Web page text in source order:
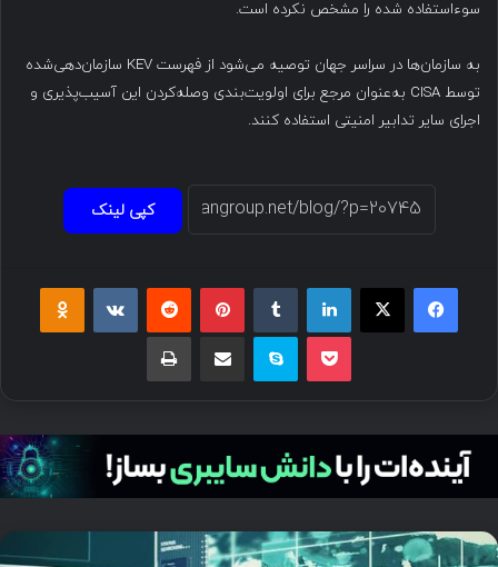
سوء‌استفاده شده را مشخص نکرده است.
به سازمان‌ها در سراسر جهان توصیه می‌شود از فهرست KEV سازمان‌دهی‌شده
توسط CISA به‌عنوان مرجع برای اولویت‌بندی وصله‌کردن این آسیب‌پذیری و
اجرای سایر تدابیر امنیتی استفاده کنند.
کپی لینک
فیسبوک ایکس لینکداین پینتریست
پاکت اسکایپ چاپ